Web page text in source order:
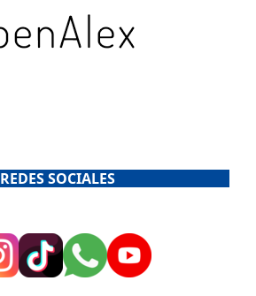
REDES SOCIALES